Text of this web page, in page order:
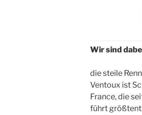
Wir sind
die steile
Ventoux ist
France, die
führt